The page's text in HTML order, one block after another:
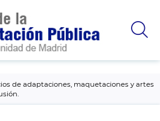
de adaptaciones, maquetaciones y artes